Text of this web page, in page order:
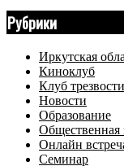
Рубрики
Иркутская
Киноклуб
Клуб трезвости
Новости
Образование
Общественная
Онлайн
Семинар